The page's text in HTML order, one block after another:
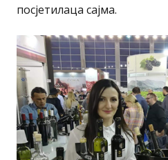
посјетилаца сајма.